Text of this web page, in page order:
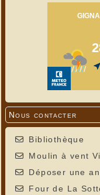
Nous contacter
Bibliothèque
Moulin à vent
Déposer une
Four de La